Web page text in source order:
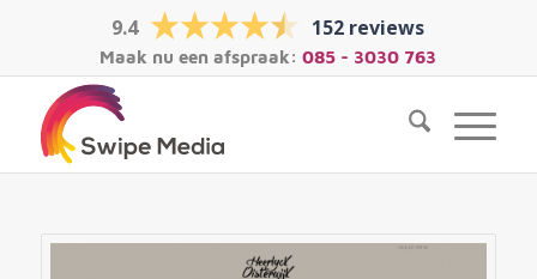
9.4 152 reviews
Maak nu een afspraak:085 - 3030 763